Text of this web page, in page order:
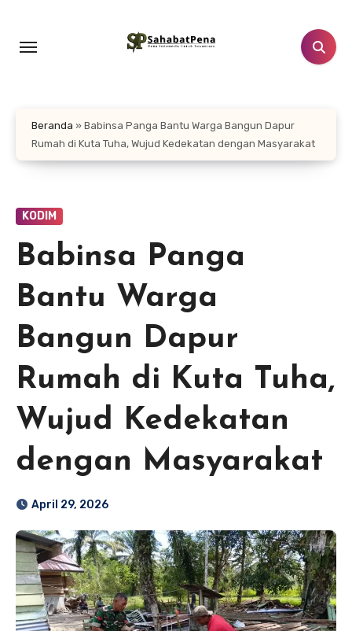
konten
Beranda » Babinsa Panga Bantu Warga Bangun Dapur
Rumah di Kuta Tuha, Wujud Kedekatan dengan Masyarakat
KODIM
Babinsa Panga
Bantu Warga
Bangun Dapur
Rumah di Kuta Tuha,
Wujud Kedekatan
dengan Masyarakat
April 29, 2026